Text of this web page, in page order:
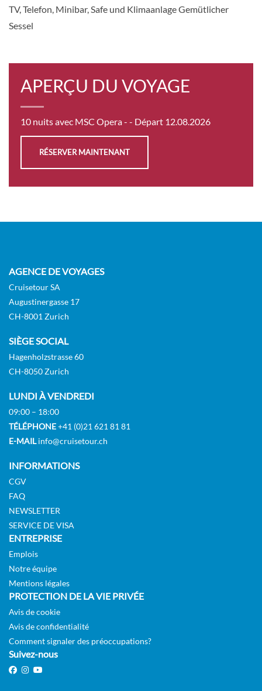
sur demande
TV, Telefon, Minibar, Safe und Klimaanlage Gemütlicher
Sessel
APERÇU DU VOYAGE
10 nuits avec MSC Opera - - Départ 12.08.2026
RÉSERVER MAINTENANT
AGENCE DE VOYAGES
Cruisetour SA
Augustinergasse 17
CH-8001 Zurich
SIÈGE SOCIAL
Hagenholzstrasse 60
CH-8050 Zurich
LUNDI À VENDREDI
09:00 – 18:00
TÉLÉPHONE+41 (0)21 621 81 81
E-MAILinfo@cruisetour.ch
INFORMATIONS
CGV
FAQ
NEWSLETTER
SERVICE DE VISA
ENTREPRISE
Emplois
Notre équipe
Mentions légales
PROTECTION DE LA VIE PRIVÉE
Avis de cookie
Avis de confidentialité
Comment signaler des préoccupations?
Suivez-nous